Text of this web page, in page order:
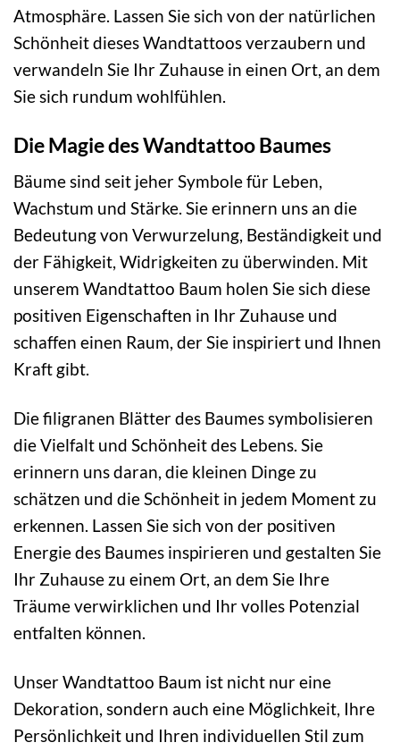
Atmosphäre. Lassen Sie sich von der natürlichen
Schönheit dieses Wandtattoos verzaubern und
verwandeln Sie Ihr Zuhause in einen Ort, an dem
Sie sich rundum wohlfühlen.
Die Magie des Wandtattoo Baumes
Bäume sind seit jeher Symbole für Leben,
Wachstum und Stärke. Sie erinnern uns an die
Bedeutung von Verwurzelung, Beständigkeit und
der Fähigkeit, Widrigkeiten zu überwinden. Mit
unserem Wandtattoo Baum holen Sie sich diese
positiven Eigenschaften in Ihr Zuhause und
schaffen einen Raum, der Sie inspiriert und Ihnen
Kraft gibt.
Die filigranen Blätter des Baumes symbolisieren
die Vielfalt und Schönheit des Lebens. Sie
erinnern uns daran, die kleinen Dinge zu
schätzen und die Schönheit in jedem Moment zu
erkennen. Lassen Sie sich von der positiven
Energie des Baumes inspirieren und gestalten Sie
Ihr Zuhause zu einem Ort, an dem Sie Ihre
Träume verwirklichen und Ihr volles Potenzial
entfalten können.
Unser Wandtattoo Baum ist nicht nur eine
Dekoration, sondern auch eine Möglichkeit, Ihre
Persönlichkeit und Ihren individuellen Stil zum